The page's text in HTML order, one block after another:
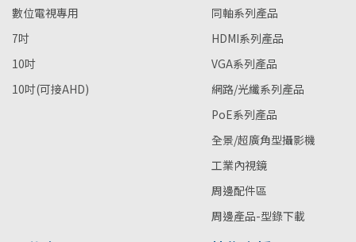
數位電視專用
7吋
10吋
10吋(可接AHD)
同軸系列產品
HDMI系列產品
VGA系列產品
網路/光纖系列產品
PoE系列產品
全景/超廣角型攝影機
工業內視鏡
周邊配件區
周邊產品-型錄下載